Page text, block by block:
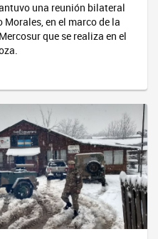
una reunión bilateral
en el marco de la
que se realiza en el